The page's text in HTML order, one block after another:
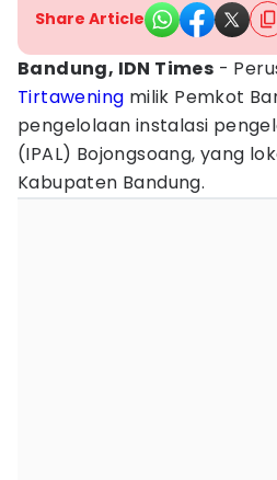
Share Article
Bandung, IDN Times -
Tirtawening milik Pemkot
pengelolaan instalasi
(IPAL) Bojongsoang, yang
Kabupaten Bandung.